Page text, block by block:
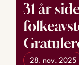
31 år
28. nov. 2025